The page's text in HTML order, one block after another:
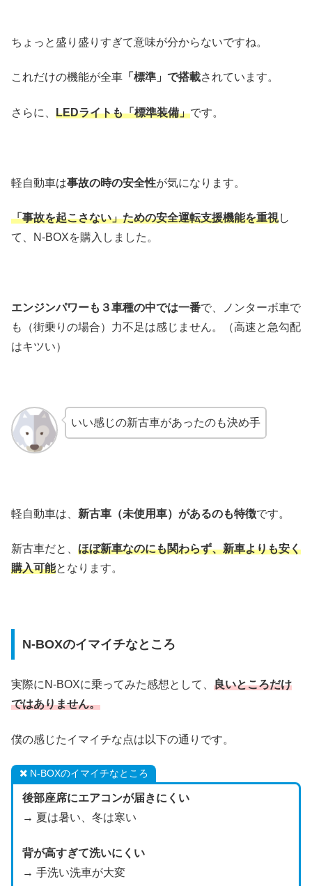
ちょっと盛り盛りすぎて意味が分からないですね。
これだけの機能が全車 「標準」で搭載されています。
さらに、 LEDライトも「標準装備」です。
軽自動車は事故の時の安全性が気になります。
「事故を起こさない」ための安全運転支援機能を重視し
て、N-BOXを購入しました。
エンジンパワーも３車種の中では一番で、ノンターボ車で
も（街乗りの場合）力不足は感じません。（高速と急勾配
はキツい）
いい感じの新古車があったのも決め手
軽自動車は、 新古車（未使用車）があるのも特徴です。
新古車だと、 ほぼ新車なのにも関わらず、新車よりも安く
購入可能となります。
N-BOXのイマイチなところ
実際にN-BOXに乗ってみた感想として、 良いところだけ
ではありません。
僕の感じたイマイチな点は以下の通りです。
N-BOXのイマイチなところ
後部座席にエアコンが届きにくい
→ 夏は暑い、冬は寒い
背が高すぎて洗いにくい
→ 手洗い洗車が大変